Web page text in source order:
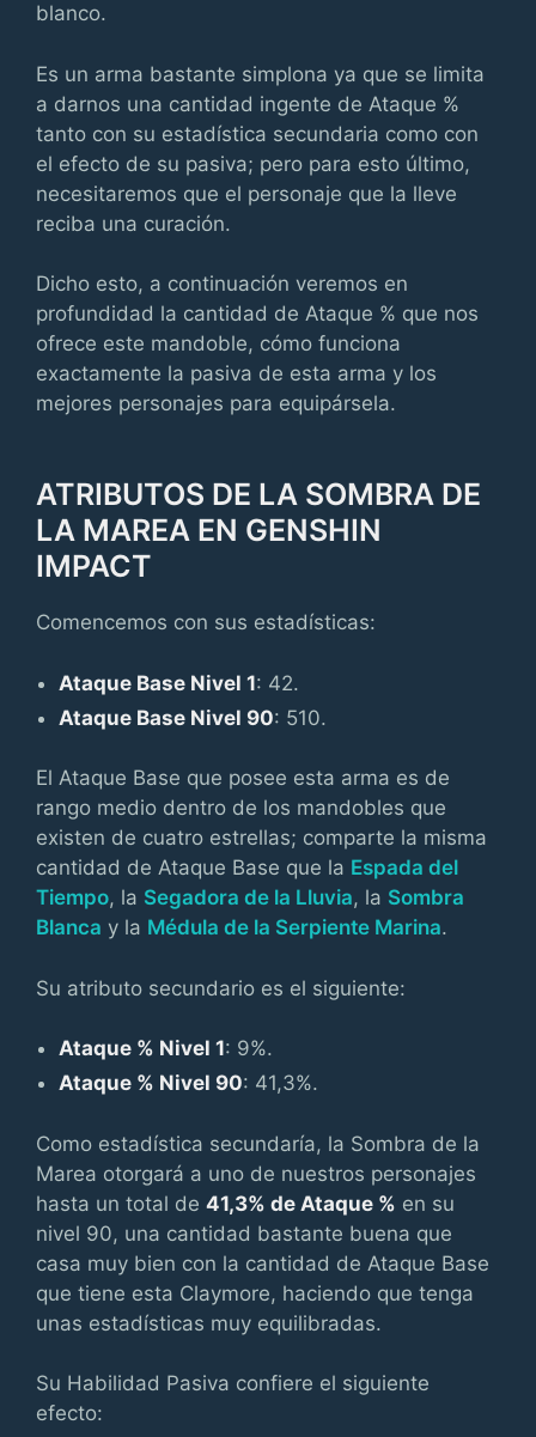
blanco.
Es un arma bastante simplona ya que se limita
a darnos una cantidad ingente de Ataque %
tanto con su estadística secundaria como con
el efecto de su pasiva; pero para esto último,
necesitaremos que el personaje que la lleve
reciba una curación.
Dicho esto, a continuación veremos en
profundidad la cantidad de Ataque % que nos
ofrece este mandoble, cómo funciona
exactamente la pasiva de esta arma y los
mejores personajes para equipársela.
ATRIBUTOS DE LA SOMBRA DE
LA MAREA EN GENSHIN
IMPACT
Comencemos con sus estadísticas:
Ataque Base Nivel 1: 42.
Ataque Base Nivel 90: 510.
El Ataque Base que posee esta arma es de
rango medio dentro de los mandobles que
existen de cuatro estrellas; comparte la misma
cantidad de Ataque Base que la Espada del
Tiempo, la Segadora de la Lluvia, la Sombra
Blanca y la Médula de la Serpiente Marina.
Su atributo secundario es el siguiente:
Ataque % Nivel 1: 9%.
Ataque % Nivel 90: 41,3%.
Como estadística secundaría, la Sombra de la
Marea otorgará a uno de nuestros personajes
hasta un total de 41,3% de Ataque % en su
nivel 90, una cantidad bastante buena que
casa muy bien con la cantidad de Ataque Base
que tiene esta Claymore, haciendo que tenga
unas estadísticas muy equilibradas.
Su Habilidad Pasiva confiere el siguiente
efecto: